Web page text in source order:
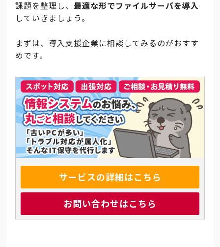
課題を整理し、 最適な形でファイルサーバを導入
していきましょう。
まずは、導入支援企業に相談してみるのがおすす
めです。
サービスの詳細はこちら
お問い合わせはこちら